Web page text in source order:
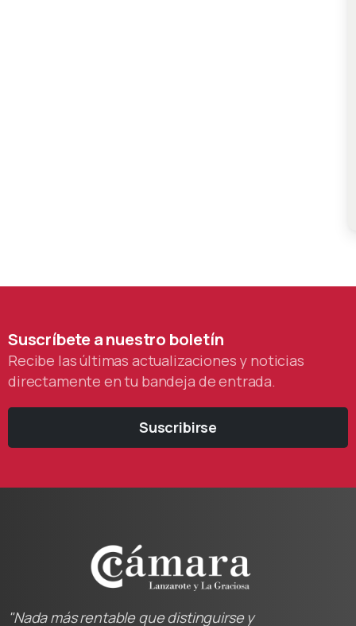
Suscríbeteanuestro boletín
Recibe las últimas actualizaciones y noticias
directamente en tu bandeja de entrada.
Suscribirse
"Nada más rentable que distinguirse y